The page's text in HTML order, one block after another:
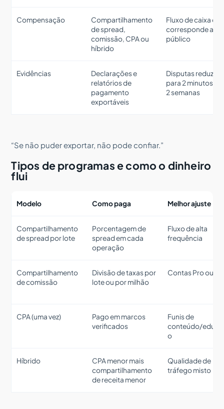
Compensação
Compartilhamento
de spread,
comissão, CPA ou
híbrido
Fluxo de caixa
corresponde ao
público
Evidências
Declarações e
relatórios de
pagamento
exportáveis
Disputas reduzem
para 2 minutos,
2 semanas
“Se não puder exportar, não pode confiar.”
Tipos de programas e como o dinheiro
flui
Modelo Como paga Melhor ajuste
Compartilhamento
de spread por lote
Porcentagem de
spread em cada
operação
Fluxo de alta
frequência
Compartilhamento
de comissão
Divisão de taxas por
lote ou por milhão
Contas Pro ou
CPA (uma vez)
Pago em marcos
verificados
Funis de
conteúdo/
o
Híbrido
CPA menor mais
compartilhamento
de receita menor
Qualidade de
tráfego misto